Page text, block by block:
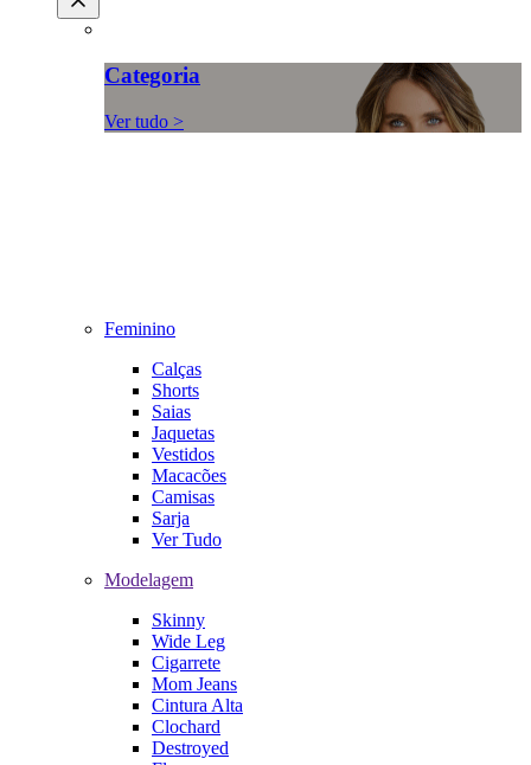
Categoria
Ver tudo >
Feminino
Calças
Shorts
Saias
Jaquetas
Vestidos
Macacões
Camisas
Sarja
Ver Tudo
Modelagem
Skinny
Wide Leg
Cigarrete
Mom Jeans
Cintura Alta
Clochard
Destroyed